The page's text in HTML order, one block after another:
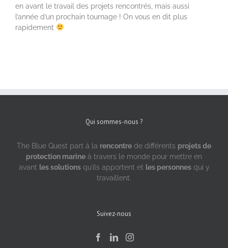
en avant le travail des projets rencontrés, mais aussi
l’année d’un prochain tournage ! On vous en dit plus
rapidement
Qui sommes-nous ?
The Blue Quest part à la rencontre de différents projets de
protection marine à travers le monde pour mettre en
avant les solutionsqu’ils apportent et les personnesqui y
travaillent.
Suivez-nous